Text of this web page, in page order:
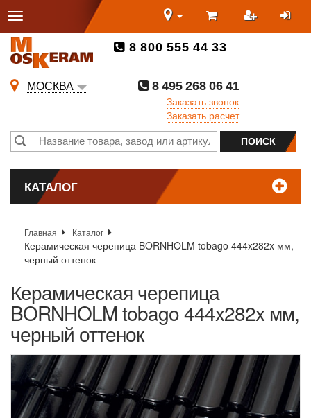
8 800 555 44 33
МОСКВА
8 495 268 06 41
Заказать звонок
Заказать расчет
КАТАЛОГ
Главная Каталог
Керамическая черепица BORNHOLM tobago 444x282x мм,
черный оттенок
Керамическая черепица
BORNHOLM tobago 444x282x мм,
черный оттенок